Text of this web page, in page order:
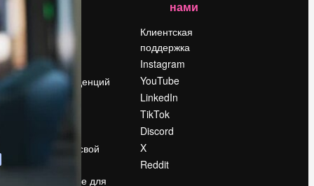
Цены
Reviews
Вакансии
Поиск тенденций
Блог
Продайте свой
Помещение для
нами
Клиентская
поддержка
Instagram
YouTube
LinkedIn
TikTok
Discord
X
Reddit